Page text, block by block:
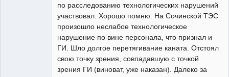
по расследованию технологических нарушений
участвовал. Хорошо помню. На Сочинской ТЭС
произошло неслабое технологическое
нарушение по вине персонала, что признал и
ГИ. Шло долгое перетягивание каната. Отстоял
свою точку зрения, совпадавшую с точкой
зрения ГИ (виноват, уже наказан). Далеко за